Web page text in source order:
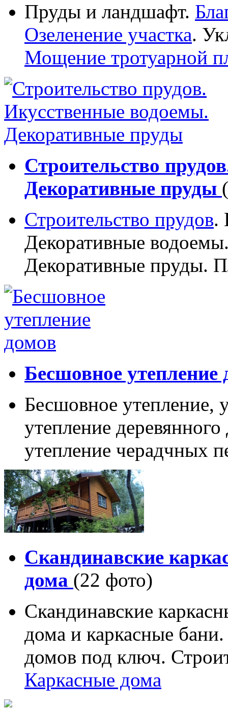
Пруды и ландшафт.
Озеленение участка.
Мощение тротуарной
Строительство
Декоративные пруды
Строительство прудов.
Декоративные
Декоративные пруды.
Бесшовное утепление
Бесшовное утепление,
утепление
утепление черадчных
Скандинавские
дома (22 фото)
Скандинавские
дома и каркасные
домов под ключ.
Каркасные дома